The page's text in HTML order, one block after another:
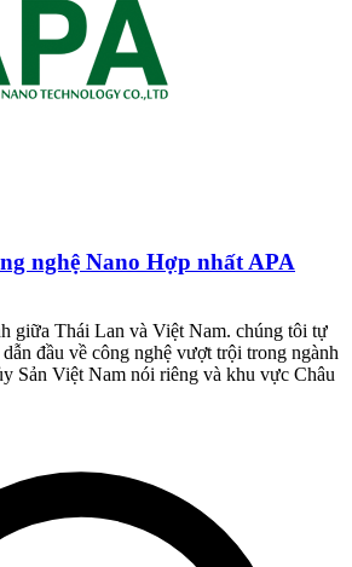
nghệ Nano Hợp nhất APA
giữa Thái Lan và Việt Nam. chúng tôi tự
đầu về công nghệ vượt trội trong ngành
Sản Việt Nam nói riêng và khu vực Châu